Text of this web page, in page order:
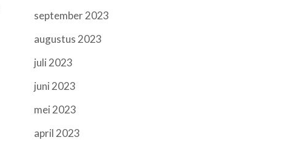
september 2023
augustus 2023
juli 2023
juni 2023
mei 2023
april 2023